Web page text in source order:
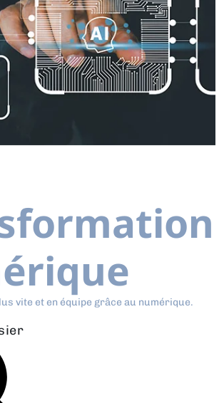
vite et en équipe grâce au numérique.